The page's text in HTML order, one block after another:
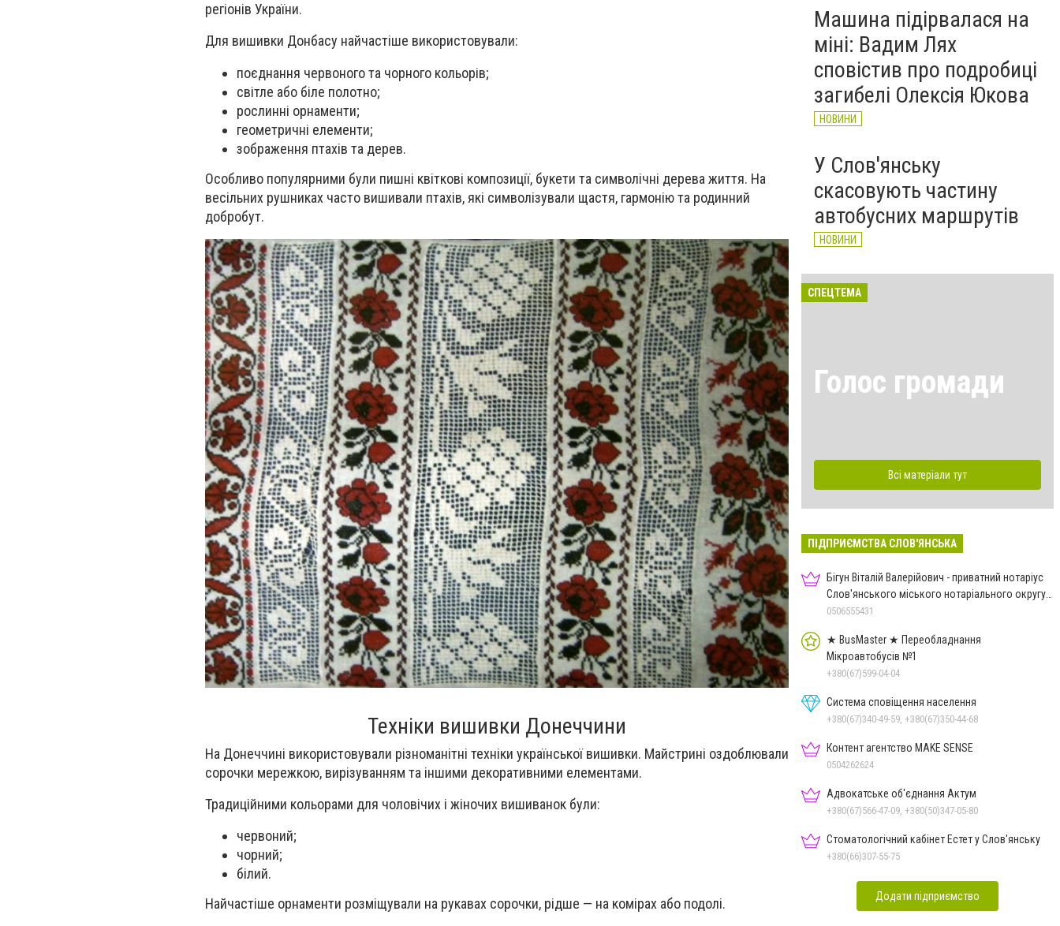
регіонів України.
Для вишивки Донбасу найчастіше використовували:
поєднання червоного та чорного кольорів;
світле або біле полотно;
рослинні орнаменти;
геометричні елементи;
зображення птахів та дерев.
Особливо популярними були пишні квіткові композиції, букети та символічні дерева життя. На
весільних рушниках часто вишивали птахів, які символізували щастя, гармонію та родинний
добробут.
Техніки вишивки Донеччини
На Донеччині використовували різноманітні техніки української вишивки. Майстрині оздоблювали
сорочки мережкою, вирізуванням та іншими декоративними елементами.
Традиційними кольорами для чоловічих і жіночих вишиванок були:
червоний;
чорний;
білий.
Найчастіше орнаменти розміщували на рукавах сорочки, рідше — на комірах або подолі.
Машина підірвалася на
міні: Вадим Лях
сповістив про подробиці
загибелі Олексія Юкова
НОВИНИ
У Слов'янську
скасовують частину
автобусних маршрутів
НОВИНИ
СПЕЦТЕМА
Голос громади
Всі матеріали тут
ПІДПРИЄМСТВА СЛОВ'ЯНСЬКА
Бігун Віталій Валерійович - приватний нотаріус
Слов'янського міського нотаріального округу
Дон.обл.
0506555431
★ BusMaster ★ Переобладнання
Мікроавтобусів №1
+380(67)599-04-04
Система сповіщення населення
+380(67)340-49-59, +380(67)350-44-68
Контент агентство MAKE SENSE
0504262624
Адвокатське об'єднання Актум
+380(67)566-47-09, +380(50)347-05-80
Стоматологічний кабінет Естет у Слов'янську
+380(66)307-55-75
Додати підприємство